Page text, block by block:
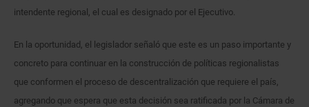
intendente regional, el cual es designado por el Ejecutivo.
En la oportunidad, el legislador señaló que este es un paso importante y
concreto para continuar en la construcción de políticas regionalistas
que conformen el proceso de descentralización que requiere el país,
agregando que espera que esta decisión sea ratificada por la Cámara de